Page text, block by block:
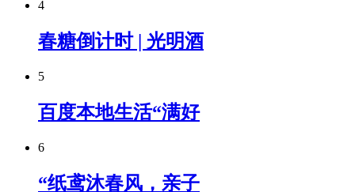
4
春糖倒计时 | 光明酒
5
百度本地生活“满好
6
“纸鸢沐春风，亲子